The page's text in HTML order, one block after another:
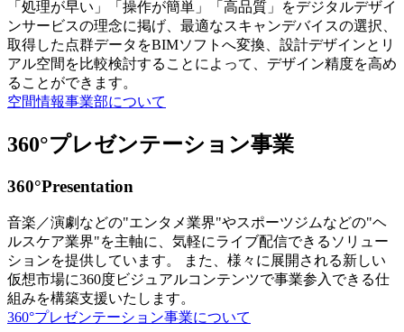
「処理が早い」「操作が簡単」「高品質」をデジタルデザイ
ンサービスの理念に掲げ、最適なスキャンデバイスの選択、
取得した点群データをBIMソフトへ変換、設計デザインとリ
アル空間を比較検討することによって、デザイン精度を高め
ることができます。
空間情報事業部について
360°プレゼンテーション事業
360°Presentation
音楽／演劇などの"エンタメ業界"やスポーツジムなどの"ヘ
ルスケア業界"を主軸に、気軽にライブ配信できるソリュー
ションを提供しています。 また、様々に展開される新しい
仮想市場に360度ビジュアルコンテンツで事業参入できる仕
組みを構築支援いたします。
360°プレゼンテーション事業について